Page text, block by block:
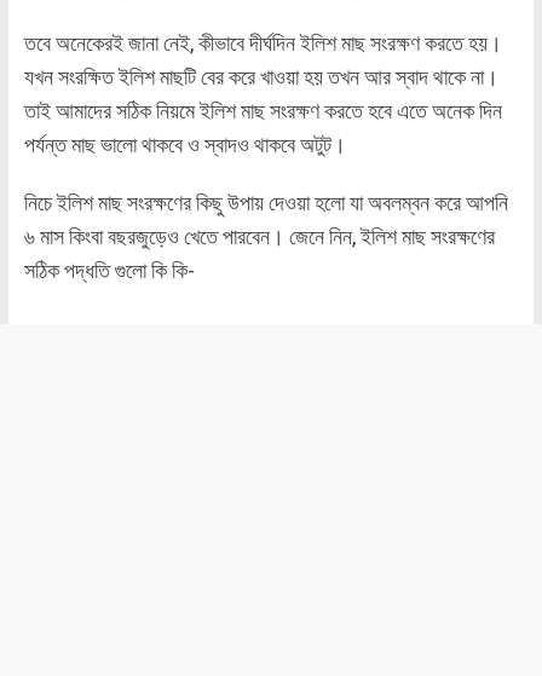
তবে অনেকেরই জানা নেই, কীভাবে দীর্ঘদিন ইলিশ মাছ সংরক্ষণ করতে হয়।
যখন সংরক্ষিত ইলিশ মাছটি বের করে খাওয়া হয় তখন আর স্বাদ থাকে না।
তাই আমাদের সঠিক নিয়মে ইলিশ মাছ সংরক্ষণ করতে হবে এতে অনেক দিন
পর্যন্ত মাছ ভালো থাকবে ও স্বাদও থাকবে অটুট।
নিচে ইলিশ মাছ সংরক্ষণের কিছু উপায় দেওয়া হলো যা অবলম্বন করে আপনি
৬ মাস কিংবা বছরজুড়েও খেতে পারবেন। জেনে নিন, ইলিশ মাছ সংরক্ষণের
সঠিক পদ্ধতি গুলো কি কি-